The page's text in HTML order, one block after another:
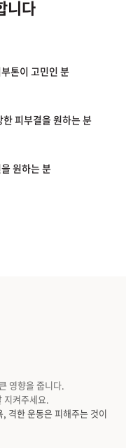
니다
톤이 고민인 분
피부결을 원하는 분
원하는 분
영향을 줍니다.
지켜주세요.
격한 운동은 피해주는 것이